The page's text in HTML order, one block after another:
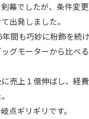
幕でしたが、条件変
出発しました。
年間も巧妙に粉飾を続
グモーターから比べ
売上１億伸ばし、経
点ギリギリです。